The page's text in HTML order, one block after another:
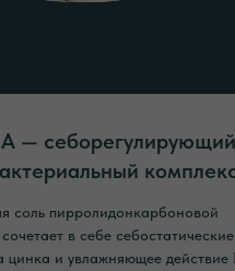
—
соль пирролидонкарбоновой
в себе себостатические
цинка и увлажняющее действие